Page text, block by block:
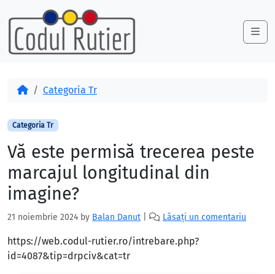
Skip to content
Skip to footer
AcasăCategoria Tr
Categoria Tr
Vă este permisă trecerea peste
marcajul longitudinal din
imagine?
21 noiembrie 2024 by Balan Danut Lăsați un comentariu
https://web.codul-rutier.ro/intrebare.php?
id=4087&tip=drpciv&cat=tr